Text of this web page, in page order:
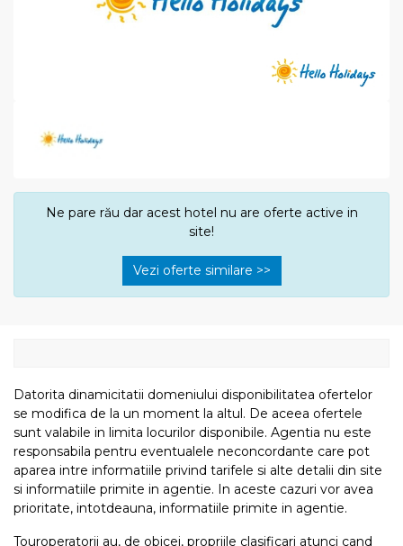
Ne pare rău dar acest hotel nu are oferte active in
site!
Vezi oferte similare >>
Datorita dinamicitatii domeniului disponibilitatea ofertelor
se modifica de la un moment la altul. De aceea ofertele
sunt valabile in limita locurilor disponibile. Agentia nu este
responsabila pentru eventualele neconcordante care pot
aparea intre informatiile privind tarifele si alte detalii din site
si informatiile primite in agentie. In aceste cazuri vor avea
prioritate, intotdeauna, informatiile primite in agentie.
Touroperatorii au, de obicei, propriile clasificari atunci cand